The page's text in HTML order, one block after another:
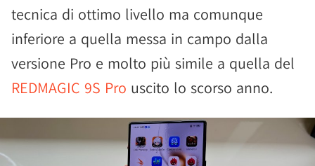
tecnica di ottimo livello ma comunque
inferiore a quella messa in campo dalla
versione Pro e molto più simile a quella del
REDMAGIC 9S Pro uscito lo scorso anno.